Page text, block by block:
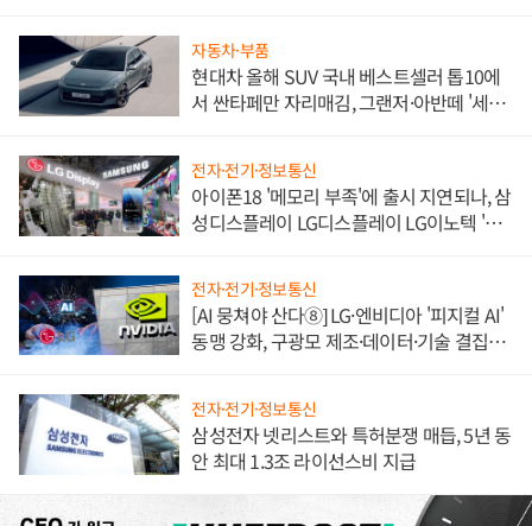
자동차·부품
현대차 올해 SUV 국내 베스트셀러 톱10에
서 싼타페만 자리매김, 그랜저·아반떼 '세단
전자·전기·정보통신
아이폰18 '메모리 부족'에 출시 지연되나, 삼
성디스플레이 LG디스플레이 LG이노텍 '탈
전자·전기·정보통신
[AI 뭉쳐야 산다⑧] LG·엔비디아 '피지컬 AI'
동맹 강화, 구광모 제조·데이터·기술 결집
전자·전기·정보통신
삼성전자 넷리스트와 특허분쟁 매듭, 5년 동
안 최대 1.3조 라이선스비 지급